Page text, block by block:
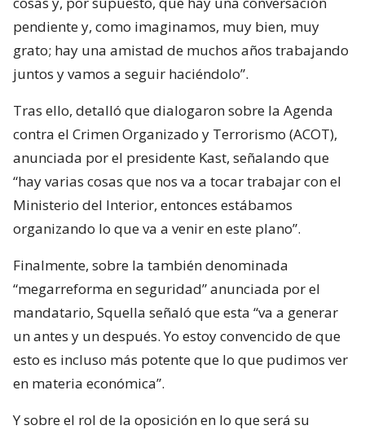
pendiente y, como imaginamos, muy bien, muy
grato; hay una amistad de muchos años trabajando
juntos y vamos a seguir haciéndolo”.
Tras ello, detalló que dialogaron sobre la Agenda
contra el Crimen Organizado y Terrorismo (ACOT),
anunciada por el presidente Kast, señalando que
“hay varias cosas que nos va a tocar trabajar con el
Ministerio del Interior, entonces estábamos
organizando lo que va a venir en este plano”.
Finalmente, sobre la también denominada
“megarreforma en seguridad” anunciada por el
mandatario, Squella señaló que esta “va a generar
un antes y un después. Yo estoy convencido de que
esto es incluso más potente que lo que pudimos ver
en materia económica”.
Y sobre el rol de la oposición en lo que será su